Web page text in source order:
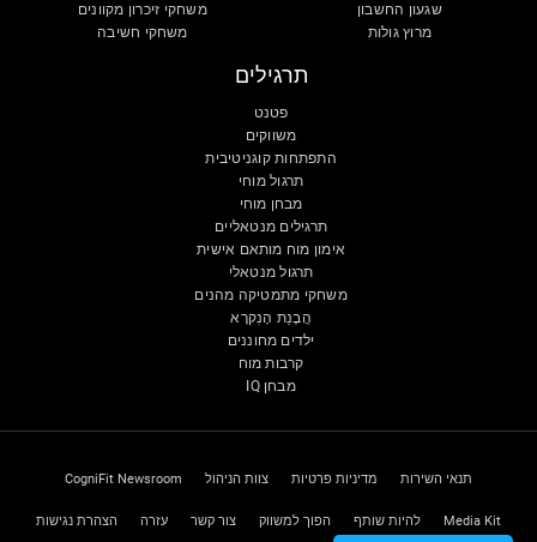
שגעון החשבון
מרוץ גולות
משחקי זיכרון מקוונים
משחקי חשיבה
תרגילים
פטנט
משווקים
התפתחות קוגניטיבית
תרגול מוחי
מבחן מוחי
תרגילים מנטאליים
אימון מוח מותאם אישית
תרגול מנטאלי
משחקי מתמטיקה מהנים
הֲבָנַת הָנִקרָא
ילדים מחוננים
קרבות מוח
מבחן IQ
תנאי השירות מדיניות פרטיות צוות הניהול CogniFit Newsroom
Media Kit להיות שותף הפוך למשווק צור קשר עזרה הצהרת נגישות